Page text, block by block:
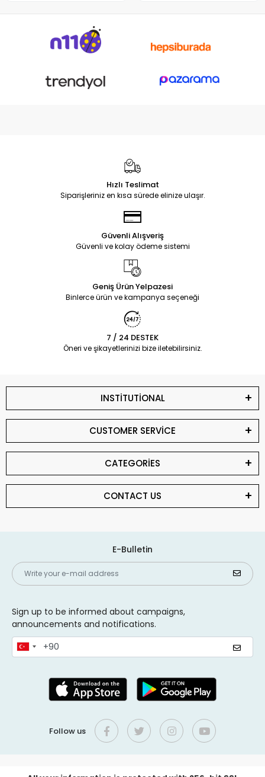
Hızlı Teslimat
Siparişleriniz en kısa sürede elinize ulaşır.
Güvenli Alışveriş
Güvenli ve kolay ödeme sistemi
Geniş Ürün Yelpazesi
Binlerce ürün ve kampanya seçeneği
7 / 24 DESTEK
Öneri ve şikayetlerinizi bize iletebilirsiniz.
INSTİTUTİONAL
CUSTOMER SERVİCE
CATEGORİES
CONTACT US
E-Bulletin
Sign up to be informed about campaigns,
announcements and notifications.
Follow us